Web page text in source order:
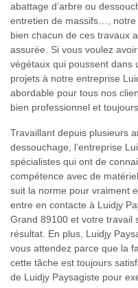
abattage d’arbre ou
entretien de massifs…,
bien chacun de ces travaux
assurée. Si vous voulez
végétaux qui poussent dans
projets à notre entreprise
abordable pour tous nos
bien professionnel et
Travaillant depuis plusieurs
dessouchage, l’entreprise
spécialistes qui ont de
compétence avec de
suit la norme pour vraiment
entre en contacte à Luidjy
Grand 89100 et votre travail
résultat. En plus, Luidjy
vous attendez parce que la
cette tâche est toujours
de Luidjy Paysagiste pour